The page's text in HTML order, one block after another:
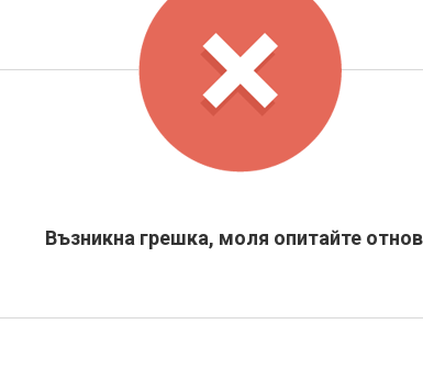
Възникна грешка, моля опитайте